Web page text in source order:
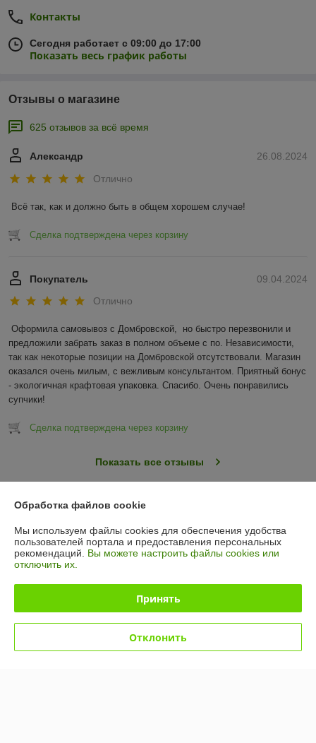
Контакты
Сегодня работает с 09:00 до 17:00
Показать весь график работы
Отзывы о магазине
625 отзывов за всё время
26.08.2024
Александр
Отлично
Всё так, как и должно быть в общем хорошем случае!
Сделка подтверждена через корзину
09.04.2024
Покупатель
Отлично
Оформила самовывоз с Домбровской,  но быстро перезвонили и
предложили забрать заказ в полном объеме с по. Независимости,
так как некоторые позиции на Домбровской отсутствовали. Магазин
оказался очень милым, с вежливым консультантом. Приятный бонус
- экологичная крафтовая упаковка. Спасибо. Очень понравились
супчики!
Сделка подтверждена через корзину
Показать все отзывы
О нас
Контакты
График работы
Обработка файлов cookie
Мы используем файлы cookies для обеспечения удобства
пользователей портала и предоставления персональных
рекомендаций. Вы можете настроить файлы cookies или
отключить их.
Принять
Отклонить